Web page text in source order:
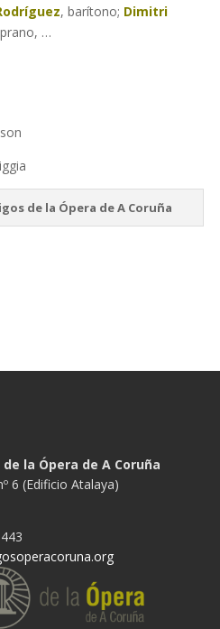
, barítono; Dimitri
…
de la Ópera de A Coruña
la Ópera de A Coruña
6 (Edificio Atalaya)